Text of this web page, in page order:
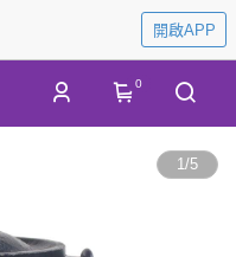
開啟APP
0
1/5